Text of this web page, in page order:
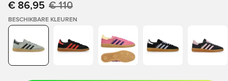
€ 86,95 € 110
BESCHIKBARE KLEUREN